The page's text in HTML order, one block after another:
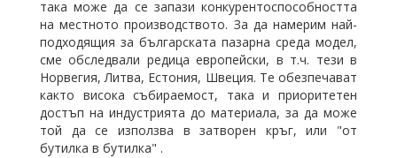
така може да се запази конкурентоспособността
на местното производството. За да намерим най-
подходящия за българската пазарна среда модел,
сме обследвали редица европейски, в т.ч. тези в
Норвегия, Литва, Естония, Швеция. Те обезпечават
както висока събираемост, така и приоритетен
достъп на индустрията до материала, за да може
той да се използва в затворен кръг, или "от
бутилка в бутилка" .